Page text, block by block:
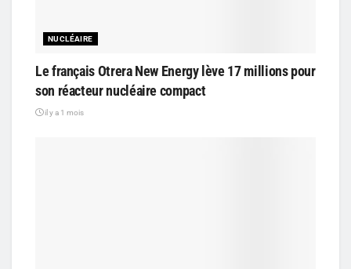
NUCLÉAIRE
Le français Otrera New Energy lève 17 millions pour
son réacteur nucléaire compact
il y a 1 mois